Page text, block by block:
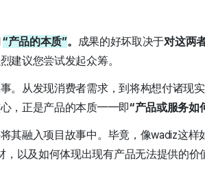
“产品的本质”。 成果的好坏取决于对这两
建议您尝试发起众筹。
。从发现消费者需求，到将构想付诸现
心，正是产品的本质——即“产品或服务如
其融入项目故事中。毕竟，像wadiz这样
，以及如何体现出现有产品无法提供的价